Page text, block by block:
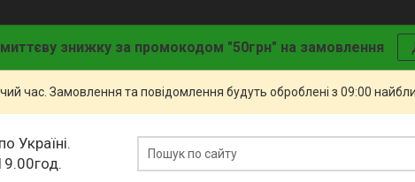
знижку за промокодом "50грн" на замовлення
час. Замовлення та повідомлення будуть оброблені з 09:00
Україні.